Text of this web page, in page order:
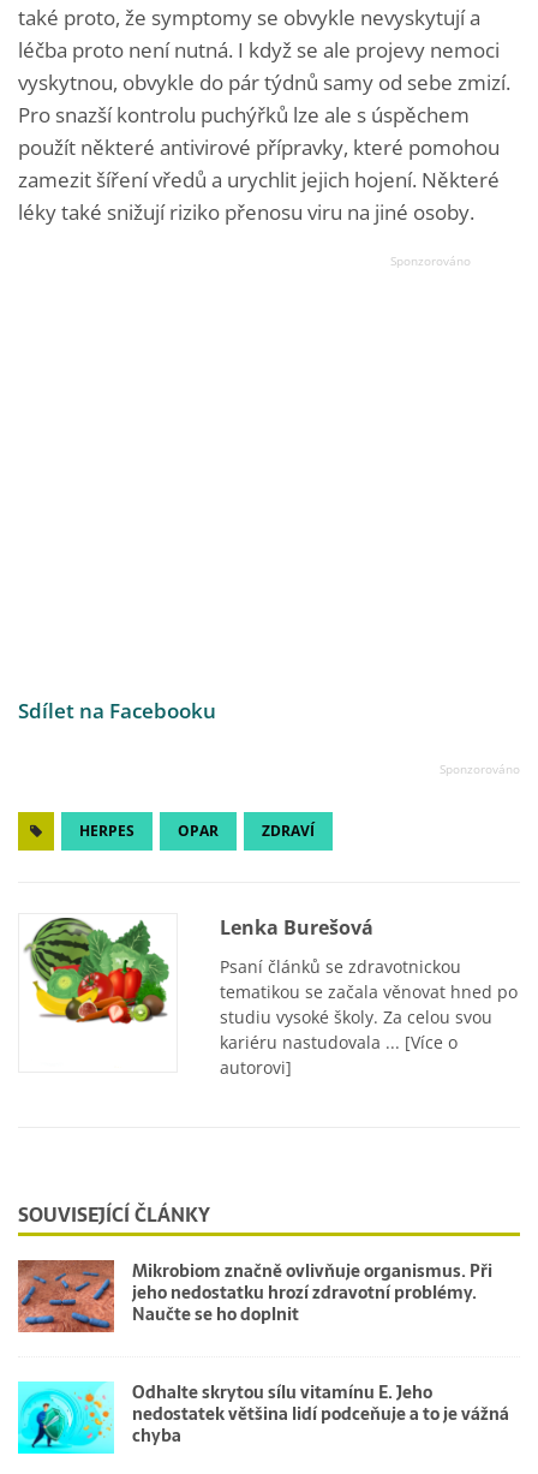
také proto, že symptomy se obvykle nevyskytují a
léčba proto není nutná. I když se ale projevy nemoci
vyskytnou, obvykle do pár týdnů samy od sebe zmizí.
Pro snazší kontrolu puchýřků lze ale s úspěchem
použít některé antivirové přípravky, které pomohou
zamezit šíření vředů a urychlit jejich hojení. Některé
léky také snižují riziko přenosu viru na jiné osoby.
Sdílet na Facebooku
HERPES OPAR ZDRAVÍ
Lenka Burešová
Psaní článků se zdravotnickou
tematikou se začala věnovat hned po
studiu vysoké školy. Za celou svou
kariéru nastudovala ... [Více o
autorovi]
SOUVISEJÍCÍ ČLÁNKY
Mikrobiom značně ovlivňuje organismus. Při
jeho nedostatku hrozí zdravotní problémy.
Naučte se ho doplnit
Odhalte skrytou sílu vitamínu E. Jeho
nedostatek většina lidí podceňuje a to je vážná
chyba